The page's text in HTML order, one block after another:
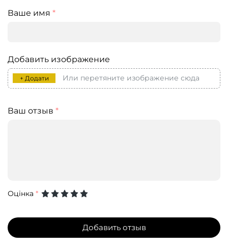
Ваше имя *
Добавить изображение
+ Додати Или перетяните изображение сюда
Ваш отзыв *
Оцінка *
Добавить отзыв